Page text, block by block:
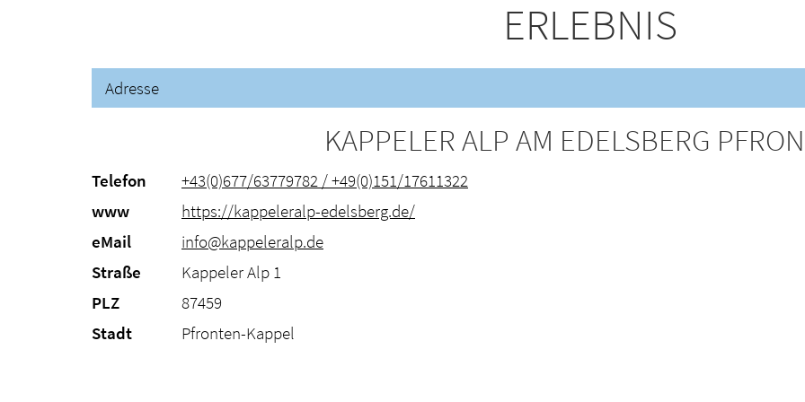
ERLEBNIS
Adresse
KAPPELER ALP AM EDELSBERG
Telefon
+43(0)677/63779782 / +49(0)151/17611322
www
https://kappeleralp-edelsberg.de/
eMail
info@kappeleralp.de
Straße
Kappeler Alp 1
PLZ
87459
Stadt
Pfronten-Kappel